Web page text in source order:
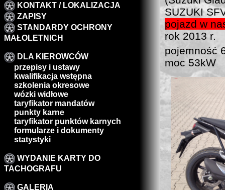
KONTAKT / LOKALIZACJA
ZAPISY
STANDARDY OCHRONY
MAŁOLETNICH
DLA KIEROWCÓW
przepisy i ustawy
kwalifikacja wstępna
szkolenia okresowe
wózki widłowe
taryfikator mandatów
punkty karne
taryfikator punktów karnych
formularze i dokumenty
statystyki
WYDANIE KARTY DO
TACHOGRAFU
GALERIA
SUZUKI
pojazd w
rok 2013 r.
pojemność
moc 53kW